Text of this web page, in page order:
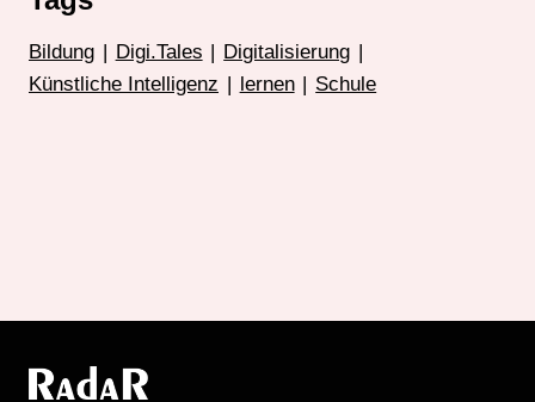
Bildung Digi.Tales Digitalisierung
Künstliche Intelligenz
lernen Schule